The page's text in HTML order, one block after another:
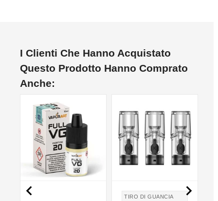
I Clienti Che Hanno Acquistato
Questo Prodotto Hanno Comprato
Anche:
NON DISPONIBILE
TIRO DI GUANCIA
 